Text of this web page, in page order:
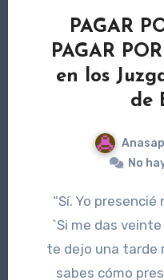
PAGAR
PAGAR
en los
de
Anasap
No
“Sí. Yo presencié negociaciones del tipo:
`Si me das
te dejo una tarde
sabes cómo